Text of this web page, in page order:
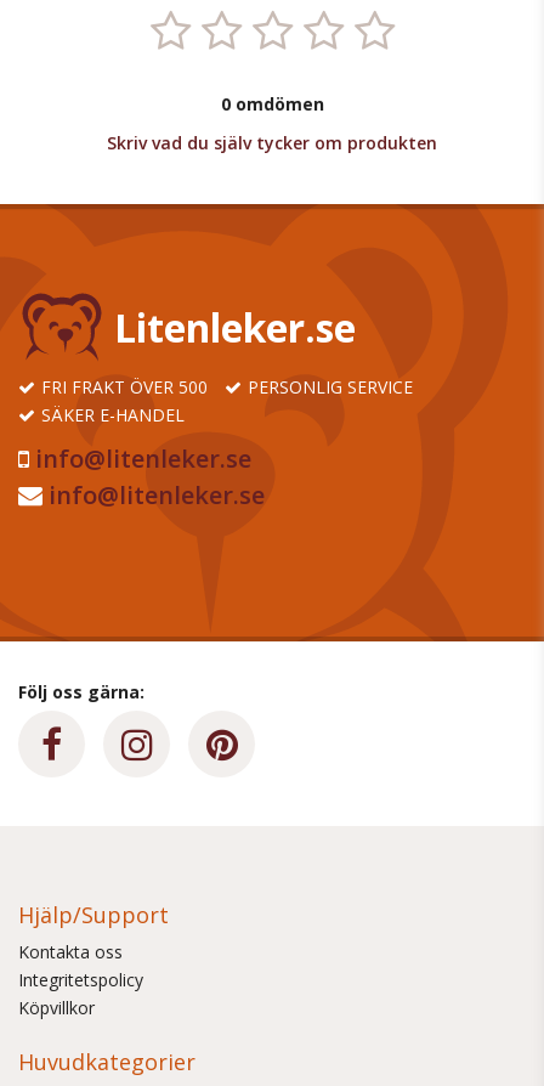
0 omdömen
Skriv vad du själv tycker om produkten
Litenleker.se
FRI FRAKT ÖVER 500
PERSONLIG SERVICE
SÄKER E-HANDEL
info@litenleker.se
info@litenleker.se
Följ oss gärna:
Hjälp/Support
Kontakta oss
Integritetspolicy
Köpvillkor
Huvudkategorier